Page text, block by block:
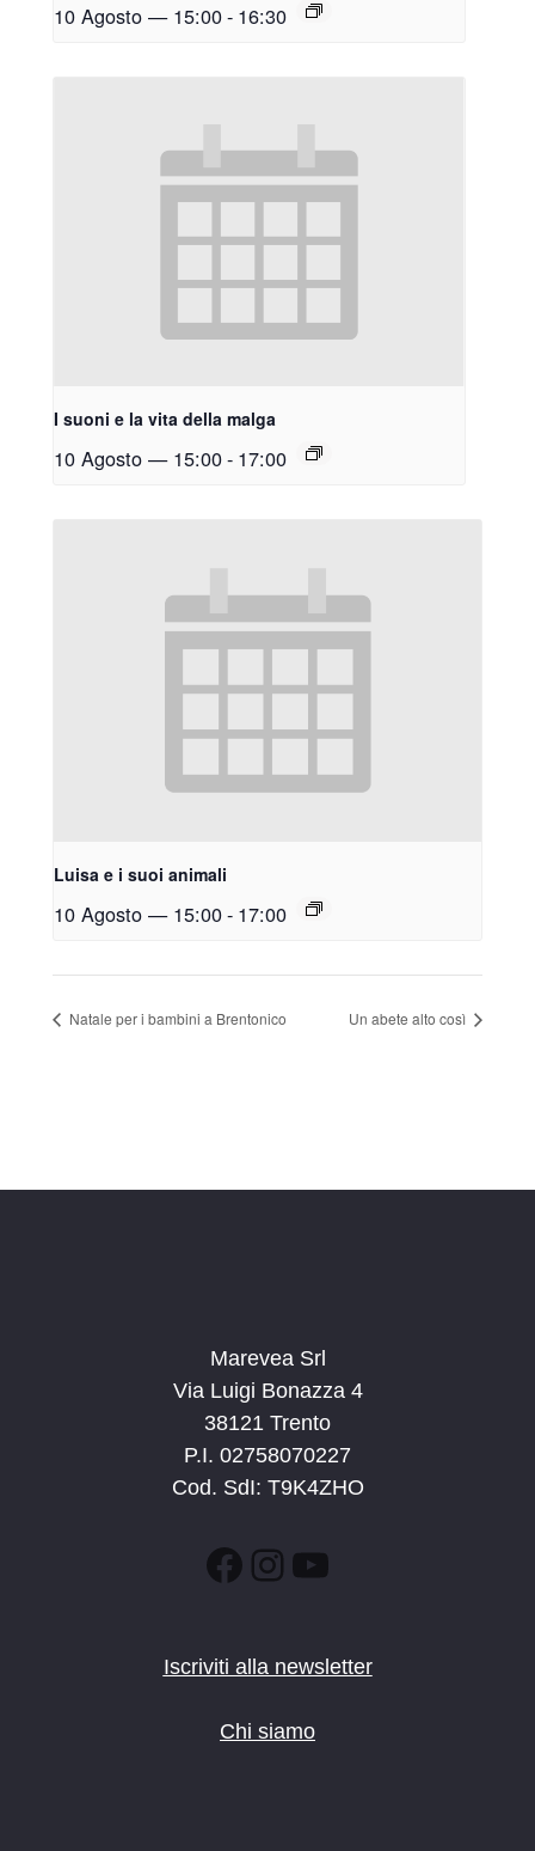
10 Agosto — 15:00- 16:30
I suoni e la vita della malga
10 Agosto — 15:00- 17:00
Luisa e i suoi animali
10 Agosto — 15:00- 17:00
Natale per i bambini a Brentonico Un abete alto così
Marevea Srl
Via Luigi Bonazza 4
38121 Trento
P.I. 02758070227
Cod. SdI: T9K4ZHO
Facebook
Instagram
YouTube
Iscriviti alla newsletter
Chi siamo